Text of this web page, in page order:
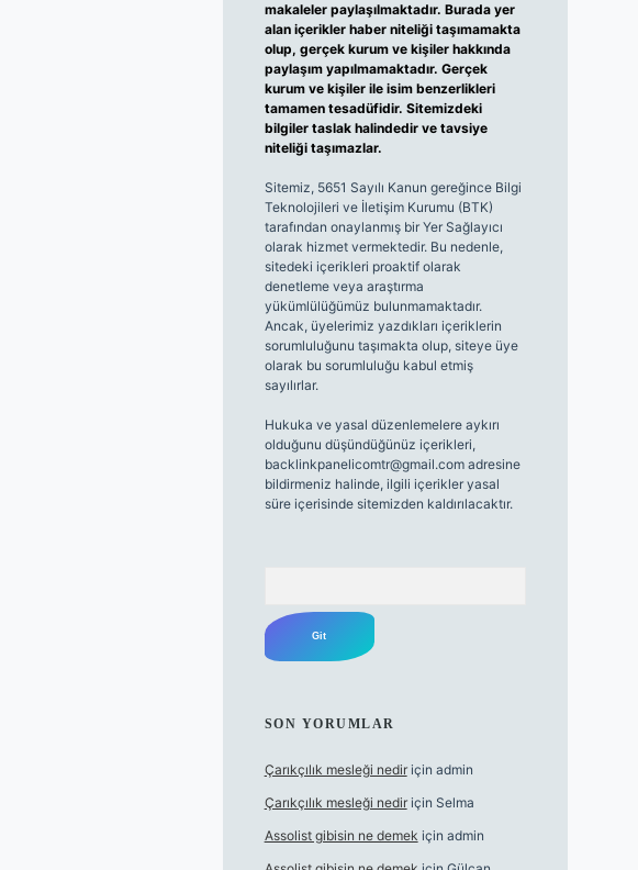
makaleler paylaşılmaktadır. Burada yer
alan içerikler haber niteliği taşımamakta
olup, gerçek kurum ve kişiler hakkında
paylaşım yapılmamaktadır. Gerçek
kurum ve kişiler ile isim benzerlikleri
tamamen tesadüfidir. Sitemizdeki
bilgiler taslak halindedir ve tavsiye
niteliği taşımazlar.
Sitemiz, 5651 Sayılı Kanun gereğince Bilgi
Teknolojileri ve İletişim Kurumu (BTK)
tarafından onaylanmış bir Yer Sağlayıcı
olarak hizmet vermektedir. Bu nedenle,
sitedeki içerikleri proaktif olarak
denetleme veya araştırma
yükümlülüğümüz bulunmamaktadır.
Ancak, üyelerimiz yazdıkları içeriklerin
sorumluluğunu taşımakta olup, siteye üye
olarak bu sorumluluğu kabul etmiş
sayılırlar.
Hukuka ve yasal düzenlemelere aykırı
olduğunu düşündüğünüz içerikleri,
backlinkpanelicomtr@gmail.comadresine
bildirmeniz halinde, ilgili içerikler yasal
süre içerisinde sitemizden kaldırılacaktır.
SON YORUMLAR
Çarıkçılık mesleği nediriçin admin
Çarıkçılık mesleği nediriçin Selma
Assolist gibisin ne demek için admin